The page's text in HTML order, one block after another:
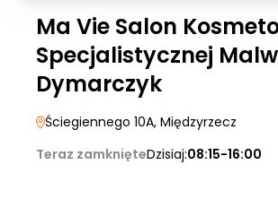
Ma Vie Salon
Specjalistycznej
Dymarczyk
Ściegiennego 10A, Międzyrzecz
Teraz zamknięteDzisiaj:08:15-16:00